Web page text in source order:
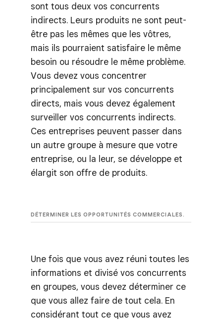
sont tous deux vos concurrents
indirects. Leurs produits ne sont peut-
être pas les mêmes que les vôtres,
mais ils pourraient satisfaire le même
besoin ou résoudre le même problème.
Vous devez vous concentrer
principalement sur vos concurrents
directs, mais vous devez également
surveiller vos concurrents indirects.
Ces entreprises peuvent passer dans
un autre groupe à mesure que votre
entreprise, ou la leur, se développe et
élargit son offre de produits.
DÉTERMINER LES OPPORTUNITÉS COMMERCIALES.
Une fois que vous avez réuni toutes les
informations et divisé vos concurrents
en groupes, vous devez déterminer ce
que vous allez faire de tout cela. En
considérant tout ce que vous avez